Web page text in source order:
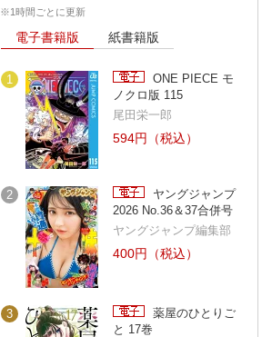
※1時間ごとに更新
電子書籍版 紙書籍版
1
ONE PIECE モ
ノクロ版 115
尾田栄一郎
594円（税込）
2
ヤングジャンプ
2026 No.36＆37合併号
ヤングジャンプ編集部
400円（税込）
3
薬屋のひとりご
と 17巻